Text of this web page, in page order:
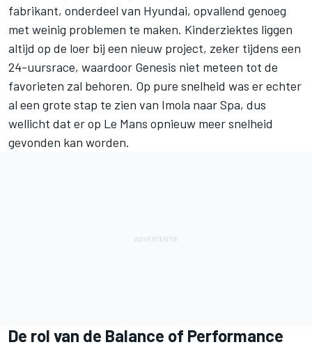
fabrikant, onderdeel van Hyundai, opvallend genoeg
met weinig problemen te maken. Kinderziektes liggen
altijd op de loer bij een nieuw project, zeker tijdens een
24-uursrace, waardoor Genesis niet meteen tot de
favorieten zal behoren. Op pure snelheid was er echter
al een grote stap te zien van Imola naar Spa, dus
wellicht dat er op Le Mans opnieuw meer snelheid
gevonden kan worden.
De rol van de Balance of Performance